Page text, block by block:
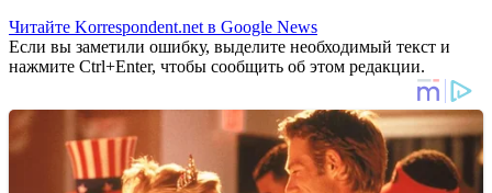
Читайте Korrespondent.net в Google News
Если вы заметили ошибку, выделите необходимый текст и
нажмите Ctrl+Enter, чтобы сообщить об этом редакции.